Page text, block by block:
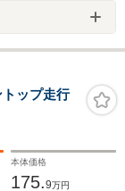
ップ走行
本体価格
175.9万円